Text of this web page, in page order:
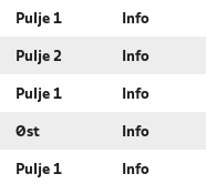
Pulje 1 Info
Pulje 2 Info
Pulje 1 Info
Øst Info
Pulje 1 Info